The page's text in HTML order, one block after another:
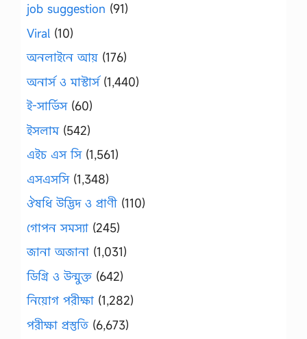
job suggestion (91)
Viral (10)
অনলাইনে আয় (176)
অনার্স ও মাস্টার্স(1,440)
ই-সার্ভিস(60)
ইসলাম(542)
এইচ এস সি(1,561)
এসএসসি(1,348)
ঔষধি উদ্ভিদ ও প্রাণী (110)
গোপন সমস্যা (245)
জানা অজানা (1,031)
ডিগ্রি ও উন্মুক্ত (642)
নিয়োগ পরীক্ষা (1,282)
পরীক্ষা প্রস্তুতি (6,673)